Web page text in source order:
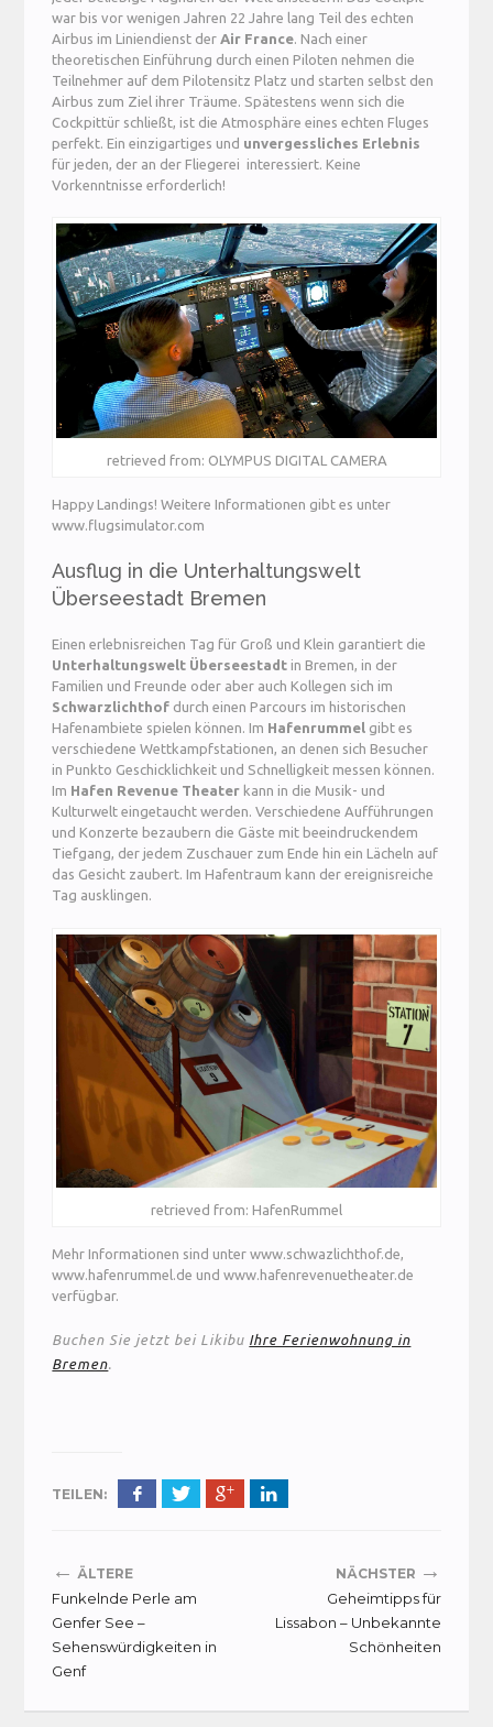
war bis vor wenigen Jahren 22 Jahre lang Teil des echten
Airbus im Liniendienst der Air France . Nach einer
theoretischen Einführung durch einen Piloten nehmen die
Teilnehmer auf dem Pilotensitz Platz und starten selbst den
Airbus zum Ziel ihrer Träume. Spätestens wenn sich die
Cockpittür schließt, ist die Atmosphäre eines echten Fluges
perfekt. Ein einzigartiges und unvergessliches Erlebnis
für jeden, der an der Fliegerei interessiert. Keine
Vorkenntnisse erforderlich!
retrieved from: OLYMPUS DIGITAL CAMERA
Happy Landings! Weitere Informationen gibt es unter
www.flugsimulator.com
Ausflug in die Unterhaltungswelt
Überseestadt Bremen
Einen erlebnisreichen Tag für Groß und Klein garantiert die
Unterhaltungswelt Überseestadt in Bremen, in der
Familien und Freunde oder aber auch Kollegen sich im
Schwarzlichthof durch einen Parcours im historischen
Hafenambiete spielen können. Im Hafenrummel gibt es
verschiedene Wettkampfstationen, an denen sich Besucher
in Punkto Geschicklichkeit und Schnelligkeit messen können.
Im Hafen Revenue Theater kann in die Musik- und
Kulturwelt eingetaucht werden. Verschiedene Aufführungen
und Konzerte bezaubern die Gäste mit beeindruckendem
Tiefgang, der jedem Zuschauer zum Ende hin ein Lächeln auf
das Gesicht zaubert. Im Hafentraum kann der ereignisreiche
Tag ausklingen.
retrieved from: HafenRummel
Mehr Informationen sind unter www.schwazlichthof.de,
www.hafenrummel.de und www.hafenrevenuetheater.de
verfügbar.
Buchen Sie jetzt bei Likibu Ihre Ferienwohnung in
Bremen.
TEILEN:
← ÄLTERE
Funkelnde Perle am
Genfer See –
Sehenswürdigkeiten in
Genf
NÄCHSTER →
Geheimtipps für
Lissabon – Unbekannte
Schönheiten